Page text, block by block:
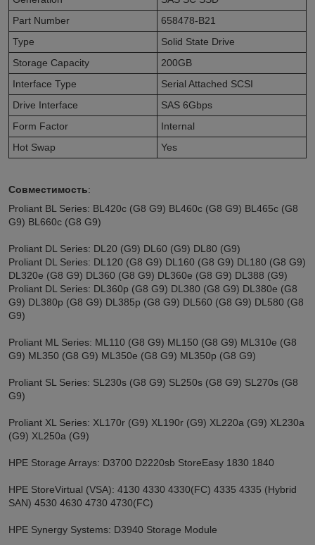
Part Number
658478-B21
Type
Solid State Drive
Storage Capacity
200GB
Interface Type
Serial Attached SCSI
Drive Interface
SAS 6Gbps
Form Factor
Internal
Hot Swap
Yes
Совместимость:
Proliant BL Series: BL420c (G8 G9) BL460c (G8 G9) BL465c (G8
G9) BL660c (G8 G9)
Proliant DL Series: DL20 (G9) DL60 (G9) DL80 (G9)
Proliant DL Series: DL120 (G8 G9) DL160 (G8 G9) DL180 (G8 G9)
DL320e (G8 G9) DL360 (G8 G9) DL360e (G8 G9) DL388 (G9)
Proliant DL Series: DL360p (G8 G9) DL380 (G8 G9) DL380e (G8
G9) DL380p (G8 G9) DL385p (G8 G9) DL560 (G8 G9) DL580 (G8
G9)
Proliant ML Series: ML110 (G8 G9) ML150 (G8 G9) ML310e (G8
G9) ML350 (G8 G9) ML350e (G8 G9) ML350p (G8 G9)
Proliant SL Series: SL230s (G8 G9) SL250s (G8 G9) SL270s (G8
G9)
Proliant XL Series: XL170r (G9) XL190r (G9) XL220a (G9) XL230a
(G9) XL250a (G9)
HPE Storage Arrays: D3700 D2220sb StoreEasy 1830 1840
HPE StoreVirtual (VSA): 4130 4330 4330(FC) 4335 4335 (Hybrid
SAN) 4530 4630 4730 4730(FC)
HPE Synergy Systems: D3940 Storage Module